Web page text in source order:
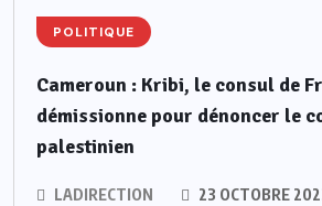
POLITIQUE
Cameroun : Kribi, le consul de
démissionne pour dénoncer le
palestinien
LADIRECTION 23 OCTOBRE